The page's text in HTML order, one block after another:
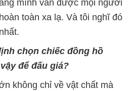
mình vẫn được mọi người
toàn xa lạ. Và tôi nghĩ đó
chọn chiếc đồng hồ
để đấu giá?
không chỉ về vật chất mà